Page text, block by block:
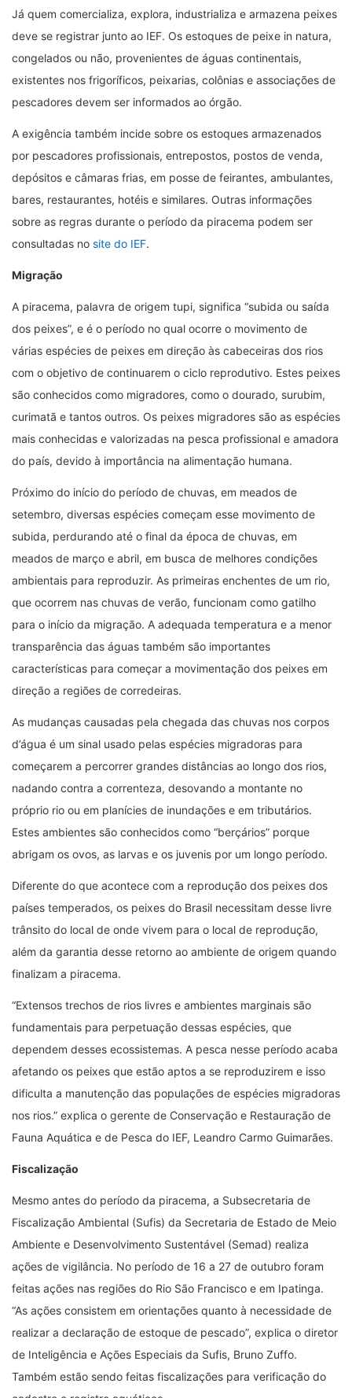
Já quem comercializa, explora, industrializa e armazena peixes
deve se registrar junto ao IEF. Os estoques de peixe in natura,
congelados ou não, provenientes de águas continentais,
existentes nos frigoríficos, peixarias, colônias e associações de
pescadores devem ser informados ao órgão.
A exigência também incide sobre os estoques armazenados
por pescadores profissionais, entrepostos, postos de venda,
depósitos e câmaras frias, em posse de feirantes, ambulantes,
bares, restaurantes, hotéis e similares. Outras informações
sobre as regras durante o período da piracema podem ser
consultadas no site do IEF.
Migração
A piracema, palavra de origem tupi, significa “subida ou saída
dos peixes”, e é o período no qual ocorre o movimento de
várias espécies de peixes em direção às cabeceiras dos rios
com o objetivo de continuarem o ciclo reprodutivo. Estes peixes
são conhecidos como migradores, como o dourado, surubim,
curimatã e tantos outros. Os peixes migradores são as espécies
mais conhecidas e valorizadas na pesca profissional e amadora
do país, devido à importância na alimentação humana.
Próximo do início do período de chuvas, em meados de
setembro, diversas espécies começam esse movimento de
subida, perdurando até o final da época de chuvas, em
meados de março e abril, em busca de melhores condições
ambientais para reproduzir. As primeiras enchentes de um rio,
que ocorrem nas chuvas de verão, funcionam como gatilho
para o início da migração. A adequada temperatura e a menor
transparência das águas também são importantes
características para começar a movimentação dos peixes em
direção a regiões de corredeiras.
As mudanças causadas pela chegada das chuvas nos corpos
d’água é um sinal usado pelas espécies migradoras para
começarem a percorrer grandes distâncias ao longo dos rios,
nadando contra a correnteza, desovando a montante no
próprio rio ou em planícies de inundações e em tributários.
Estes ambientes são conhecidos como “berçários” porque
abrigam os ovos, as larvas e os juvenis por um longo período.
Diferente do que acontece com a reprodução dos peixes dos
países temperados, os peixes do Brasil necessitam desse livre
trânsito do local de onde vivem para o local de reprodução,
além da garantia desse retorno ao ambiente de origem quando
finalizam a piracema.
“Extensos trechos de rios livres e ambientes marginais são
fundamentais para perpetuação dessas espécies, que
dependem desses ecossistemas. A pesca nesse período acaba
afetando os peixes que estão aptos a se reproduzirem e isso
dificulta a manutenção das populações de espécies migradoras
nos rios.” explica o gerente de Conservação e Restauração de
Fauna Aquática e de Pesca do IEF, Leandro Carmo Guimarães.
Fiscalização
Mesmo antes do período da piracema, a Subsecretaria de
Fiscalização Ambiental (Sufis) da Secretaria de Estado de Meio
Ambiente e Desenvolvimento Sustentável (Semad) realiza
ações de vigilância. No período de 16 a 27 de outubro foram
feitas ações nas regiões do Rio São Francisco e em Ipatinga.
“As ações consistem em orientações quanto à necessidade de
realizar a declaração de estoque de pescado”, explica o diretor
de Inteligência e Ações Especiais da Sufis, Bruno Zuffo.
Também estão sendo feitas fiscalizações para verificação do